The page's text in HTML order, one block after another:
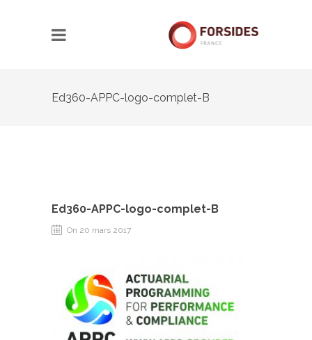
Ed360-APPC-logo-complet-B
Ed360-APPC-logo-complet-B
On 20 mars 2017